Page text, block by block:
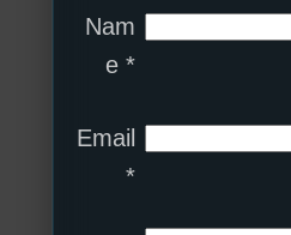
Nam
e *
Email
*